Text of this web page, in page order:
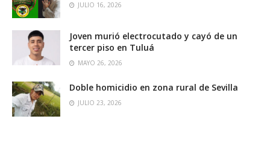
JULIO 16, 2026
Joven murió electrocutado y cayó de un
tercer piso en Tuluá
MAYO 26, 2026
Doble homicidio en zona rural de Sevilla
JULIO 23, 2026